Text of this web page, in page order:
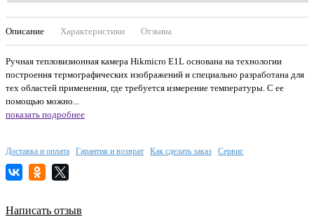
Описание Характеристики Отзывы
Ручная тепловизионная камера Hikmicro E1L основана на технологии
построения термографических изображений и специально разработана для
тех областей применения, где требуется измерение температуры. С ее
помощью можно...
показать подробнее
Доставка и оплата Гарантия и возврат Как сделать заказ Сервис
Написать отзыв